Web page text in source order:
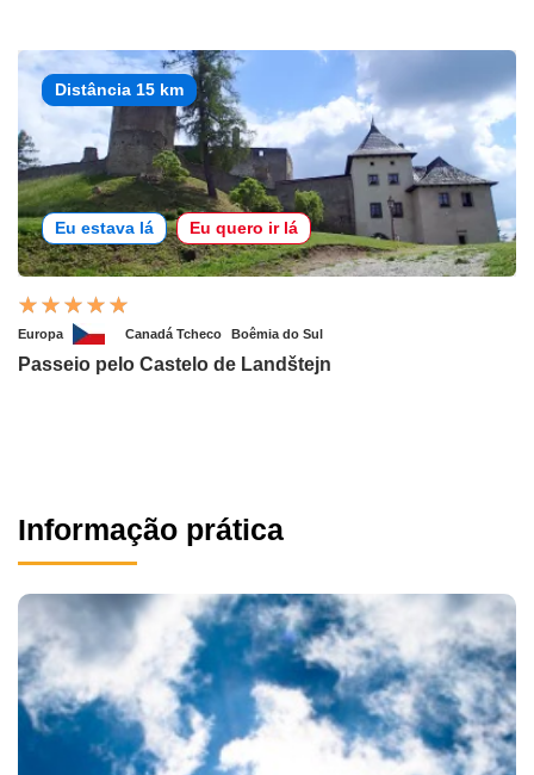
Distância 15 km
Eu estava lá Eu quero ir lá
Europa Canadá Tcheco Boêmia do Sul
Passeio pelo Castelo de Landštejn
Informação prática